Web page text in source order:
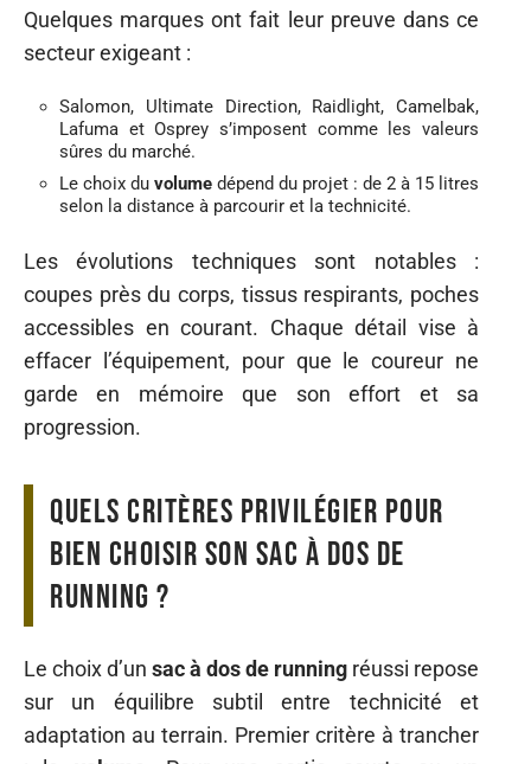
Quelques marques ont fait leur preuve dans ce
secteur exigeant :
Salomon, Ultimate Direction, Raidlight, Camelbak,
Lafuma et Osprey s’imposent comme les valeurs
sûres du marché.
Le choix du volume dépend du projet : de 2 à 15 litres
selon la distance à parcourir et la technicité.
Les évolutions techniques sont notables :
coupes près du corps, tissus respirants, poches
accessibles en courant. Chaque détail vise à
effacer l’équipement, pour que le coureur ne
garde en mémoire que son effort et sa
progression.
Quels critères privilégier pour
bien choisir son sac à dos de
running ?
Le choix d’un sac à dos de running réussi repose
sur un équilibre subtil entre technicité et
adaptation au terrain. Premier critère à trancher